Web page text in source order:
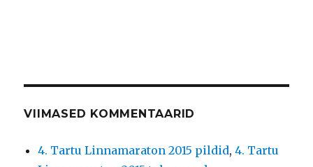
VIIMASED KOMMENTAARID
4. Tartu Linnamaraton 2015 pildid,4. Tartu